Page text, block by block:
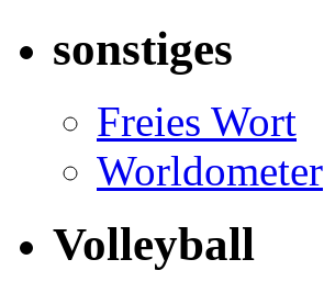
sonstiges
Freies Wort
Worldometer
Volleyball